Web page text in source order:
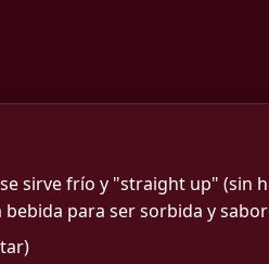
sirve frío y "straight up" (sin
para ser sorbida y